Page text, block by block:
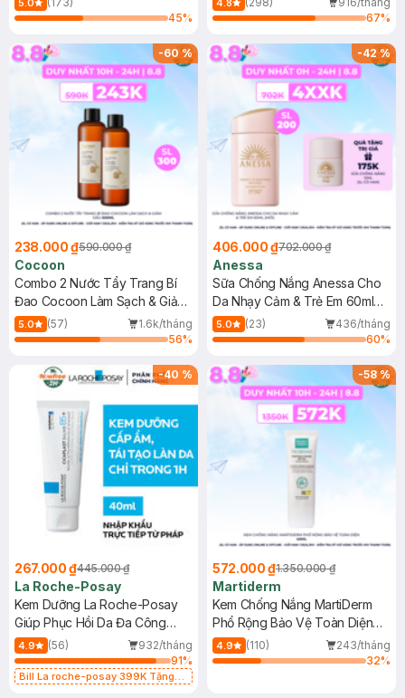
5.0
45%
4.8
67%
-60%
238.000 ₫590.000 ₫
Cocoon
Combo 2 Nước Tẩy Trang Bí
Đao Cocoon Làm Sạch & Giảm
Dầu 500ml
5.0 (57)
1.6k/tháng
56%
-42%
406.000 ₫702.000 ₫
Anessa
Sữa Chống Nắng Anessa Cho
Da Nhạy Cảm & Trẻ Em 60ml
(Mới)
5.0 (23)
436/tháng
60%
-40 %
267.000 ₫445.000 ₫
La Roche-Posay
Kem Dưỡng La Roche-Posay
Giúp Phục Hồi Da Đa Công
Dụng 40ml
4.9 (56)
932/tháng
91%
Bill La roche-posay 399K Tặng
-58%
572.000 ₫1.350.000 ₫
Martiderm
Kem Chống Nắng MartiDerm
Phổ Rộng Bảo Vệ Toàn Diện
40ml
4.9 (110)
243/tháng
32%